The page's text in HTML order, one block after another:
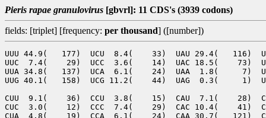
Pieris rapae granulovirus [gbvrl]: 11 CDS's (3939 codons)
fields: [triplet] [frequency: per thousand] ([number])
UUU 44.9(   177)  UCU  8.4(    33)  UAU 29.4(   116)
UUC  7.4(    29)  UCC  3.6(    14)  UAC 18.5(    73)
UUA 34.8(   137)  UCA  6.1(    24)  UAA  1.8(     7)
UUG 40.1(   158)  UCG 11.2(    44)  UAG  0.3(     1)
CUU  9.1(    36)  CCU  3.8(    15)  CAU  7.1(    28)
CUC  3.0(    12)  CCC  7.4(    29)  CAC 10.4(    41)
CUA  4.8(    19)  CCA  6.1(    24)  CAA 30.7(   121)